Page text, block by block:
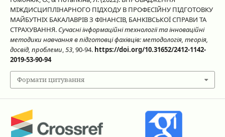
МІЖДИСЦИПЛІНАРНОГО ПІДХОДУ В ПРОФЕСІЙНУ ПІДГОТОВКУ
МАЙБУТНІХ БАКАЛАВРІВ З ФІНАНСІВ, БАНКІВСЬКОЇ СПРАВИ ТА
СТРАХУВАННЯ. Сучасні інформаційні технології та інноваційні
методики навчання в підготовці фахівців: методологія, теорія,
досвід, проблеми,53, 90-94. https://doi.org/10.31652/2412-1142-
2019-53-90-94
Формати цитування